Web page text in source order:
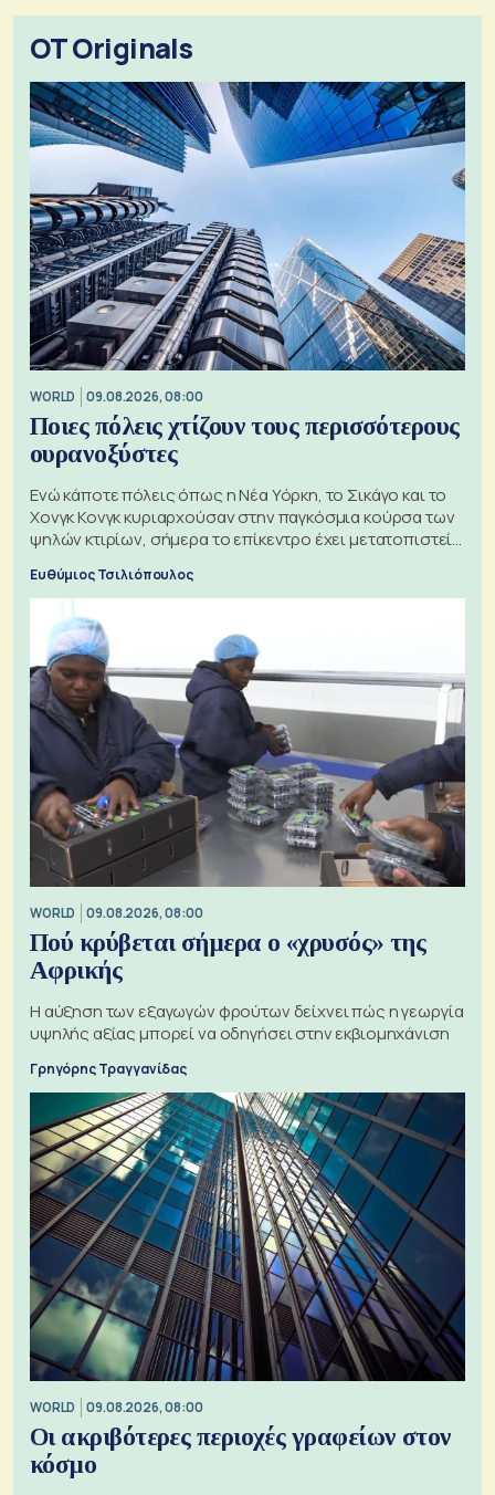
OT Originals
WORLD 09.08.2026, 08:00
Ποιες πόλεις χτίζουν τους περισσότερους
ουρανοξύστες
Ενώ κάποτε πόλεις όπως η Νέα Υόρκη, το Σικάγο και το
Χονγκ Κονγκ κυριαρχούσαν στην παγκόσμια κούρσα των
ψηλών κτιρίων, σήμερα το επίκεντρο έχει μετατοπιστεί
Ευθύμιος Τσιλιόπουλος
WORLD 09.08.2026, 08:00
Πού κρύβεται σήμερα ο «χρυσός» της
Αφρικής
Η αύξηση των εξαγωγών φρούτων δείχνει πώς η γεωργία
υψηλής αξίας μπορεί να οδηγήσει στην εκβιομηχάνιση
Γρηγόρης Τραγγανίδας
WORLD 09.08.2026, 08:00
Οι ακριβότερες περιοχές γραφείων στον
κόσμο